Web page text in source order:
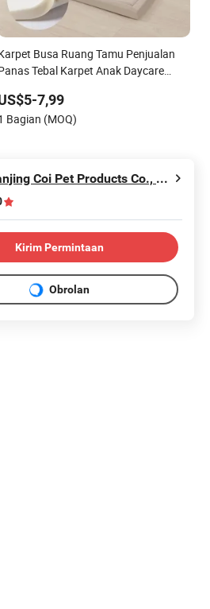
Busa Ruang Tamu Penjualan
Tebal Karpet Anak Daycare
Mat Lantai Permainan Velvet
Mat Bayi Balita Anak-anak Mat
7,99
Bagian (MOQ)
Nanjing Coi Pet Products Co., Ltd.
Kirim Permintaan
Obrolan